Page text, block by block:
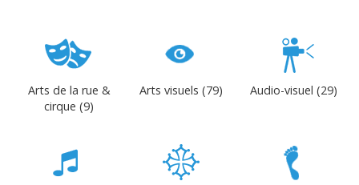
Arts de la rue &
cirque (9)
Arts visuels (79) Audio-visuel (29)